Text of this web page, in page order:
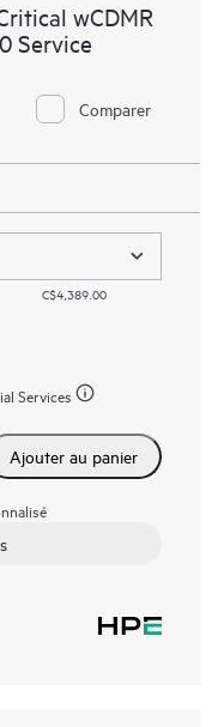
wCDMR
Service
Comparer
C$4,389.00
Services
Ajouter au panier